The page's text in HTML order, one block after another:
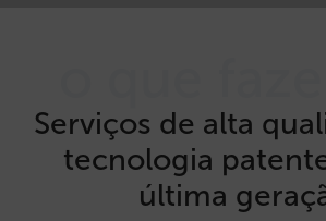
Serviços de alta
tecnologia
última